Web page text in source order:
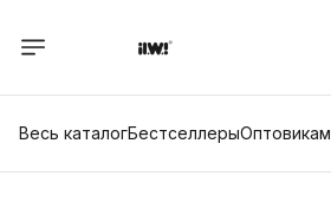
Весь каталогБестселлерыОптовикам